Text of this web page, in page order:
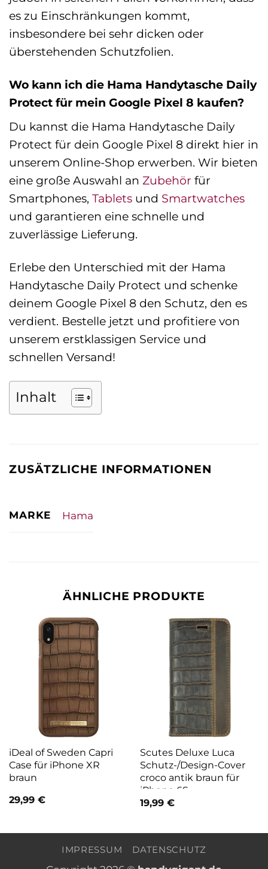
es zu Einschränkungen kommt,
insbesondere bei sehr dicken oder
überstehenden Schutzfolien.
Wo kann ich die Hama Handytasche Daily
Protect für mein Google Pixel 8 kaufen?
Du kannst die Hama Handytasche Daily
Protect für dein Google Pixel 8 direkt hier in
unserem Online-Shop erwerben. Wir bieten
eine große Auswahl an Zubehör für
Smartphones, Tablets und Smartwatches
und garantieren eine schnelle und
zuverlässige Lieferung.
Erlebe den Unterschied mit der Hama
Handytasche Daily Protect und schenke
deinem Google Pixel 8 den Schutz, den es
verdient. Bestelle jetzt und profitiere von
unserem erstklassigen Service und
schnellen Versand!
Inhalt
ZUSÄTZLICHE INFORMATIONEN
MARKE Hama
ÄHNLICHE PRODUKTE
iDeal of Sweden Capri
Case für iPhone XR
braun
29,99 €
Scutes Deluxe Luca
Schutz-/Design-Cover
croco antik braun für
iPhone 6S
19,99 €
IMPRESSUM DATENSCHUTZ